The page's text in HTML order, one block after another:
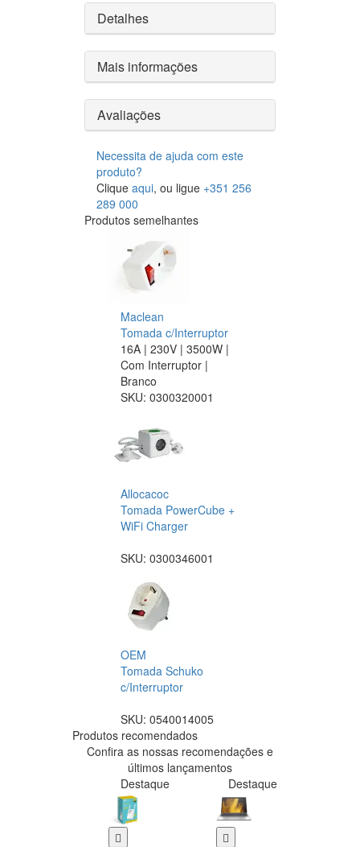
Detalhes
Mais informações
Avaliações
Necessita de ajuda com este
produto?
Clique aqui, ou ligue +351 256
289 000
Produtos semelhantes
Maclean
Tomada c/Interruptor
16A | 230V | 3500W |
Com Interruptor |
Branco
SKU: 0300320001
Allocacoc
Tomada PowerCube +
WiFi Charger
SKU: 0300346001
OEM
Tomada Schuko
c/Interruptor
SKU: 0540014005
Produtos recomendados
Confira as nossas recomendações e
últimos lançamentos
Destaque
Destaque